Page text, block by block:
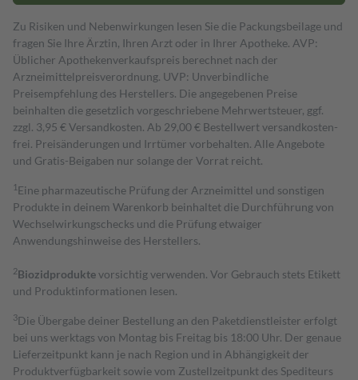
Zu Risiken und Nebenwirkungen lesen Sie die Packungsbeilage und
fragen Sie Ihre Ärztin, Ihren Arzt oder in Ihrer Apotheke. AVP:
Üblicher Apothekenverkaufspreis berechnet nach der
Arzneimittelpreisverordnung. UVP: Unverbindliche
Preisempfehlung des Herstellers. Die angegebenen Preise
beinhalten die gesetzlich vorgeschriebene Mehrwertsteuer, ggf.
zzgl. 3,95 € Versandkosten. Ab 29,00 € Bestell­wert versand­kosten­
frei. Preisänderungen und Irrtümer vorbehalten. Alle Angebote
und Gratis-Beigaben nur solange der Vorrat reicht.
1 Eine pharmazeutische Prüfung der Arzneimittel und sonstigen
Produkte in deinem Warenkorb beinhaltet die Durchführung von
Wechselwirkungschecks und die Prüfung etwaiger
Anwendungshinweise des Herstellers.
2Biozidproduktevorsichtig verwenden. Vor Gebrauch stets Etikett
und Produktinformationen lesen.
3Die Übergabe deiner Bestellung an den Paketdienstleister erfolgt
bei uns werktags von Montag bis Freitag bis 18:00 Uhr. Der genaue
Lieferzeitpunkt kann je nach Region und in Abhängigkeit der
Produktverfügbarkeit sowie vom Zustellzeitpunkt des Spediteurs